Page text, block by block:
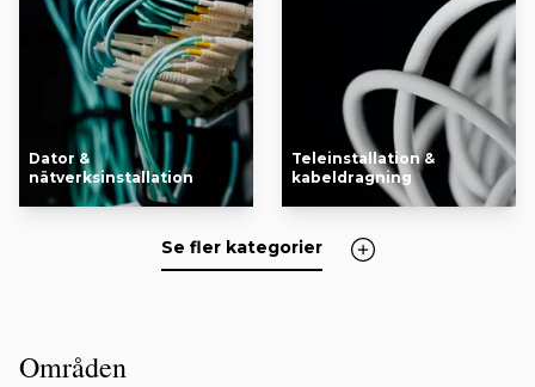
Dator &
nätverksinstallation
Teleinstallation &
kabeldragning
Se fler kategorier
Områden